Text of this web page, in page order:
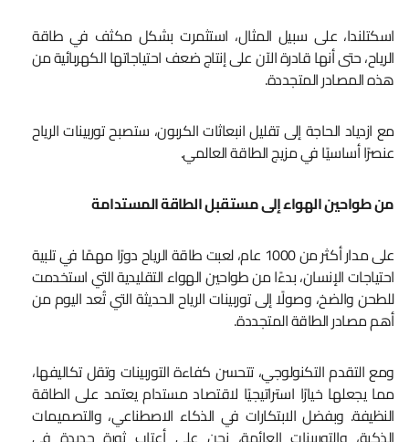
اسكتلندا، على سبيل المثال، استثمرت بشكل مكثف في طاقة
الرياح، حتى أنها قادرة الآن على إنتاج ضعف احتياجاتها الكهربائية من
هذه المصادر المتجددة.
مع ازدياد الحاجة إلى تقليل انبعاثات الكربون، ستصبح توربينات الرياح
عنصرًا أساسيًا في مزيج الطاقة العالمي.
من طواحين الهواء إلى مستقبل الطاقة المستدامة
على مدار أكثر من 1000 عام، لعبت طاقة الرياح دورًا مهمًا في تلبية
احتياجات الإنسان، بدءًا من طواحين الهواء التقليدية التي استخدمت
للطحن والضخ، وصولًا إلى توربينات الرياح الحديثة التي تُعد اليوم من
أهم مصادر الطاقة المتجددة.
ومع التقدم التكنولوجي، تتحسن كفاءة التوربينات وتقل تكاليفها،
مما يجعلها خيارًا استراتيجيًا لاقتصاد مستدام يعتمد على الطاقة
النظيفة. وبفضل الابتكارات في الذكاء الاصطناعي، والتصميمات